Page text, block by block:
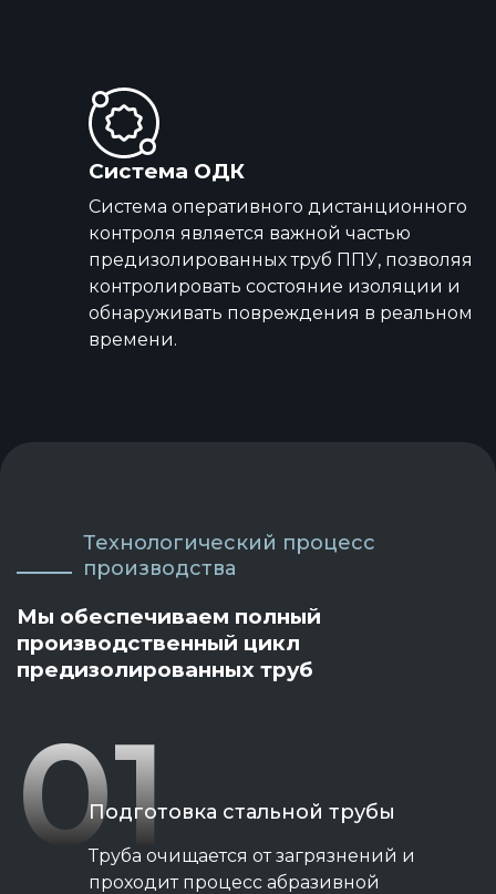
Система ОДК
Система оперативного дистанционного
контроля является важной частью
предизолированных труб ППУ, позволяя
контролировать состояние изоляции и
обнаруживать повреждения в реальном
времени.
Технологический процесс
производства
Мы обеспечиваем полный
производственный цикл
предизолированных труб
01
Подготовка стальной трубы
Труба очищается от загрязнений и
проходит процесс абразивной